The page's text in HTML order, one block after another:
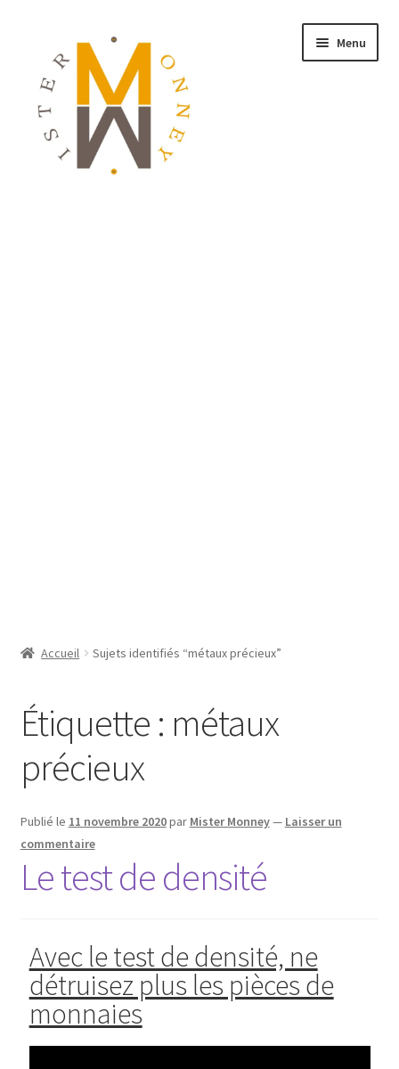
Menu
Accueil Sujets identifiés “métaux précieux”
Étiquette : métaux
précieux
Publié le 11 novembre 2020par Mister Monney— Laisser un
commentaire
Le test de densité
Avec le test de densité, ne
détruisez plus les pièces de
monnaies